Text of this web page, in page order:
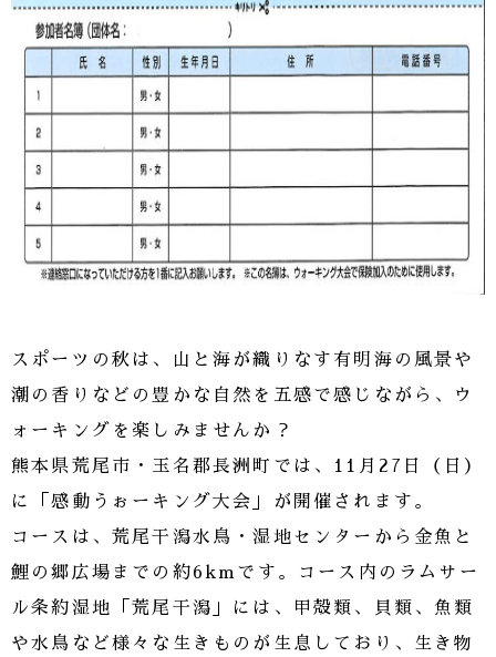
スポーツの秋は、山と海が織りなす有明海の風景や
潮の香りなどの豊かな自然を五感で感じながら、ウ
ォーキングを楽しみませんか？
熊本県荒尾市・玉名郡長洲町では、11月27日（日）
に「感動うぉーキング大会」が開催されます。
コースは、荒尾干潟水鳥・湿地センターから金魚と
鯉の郷広場までの約6kmです。コース内のラムサー
ル条約湿地「荒尾干潟」には、甲殻類、貝類、魚類
や水鳥など様々な生きものが生息しており、生き物